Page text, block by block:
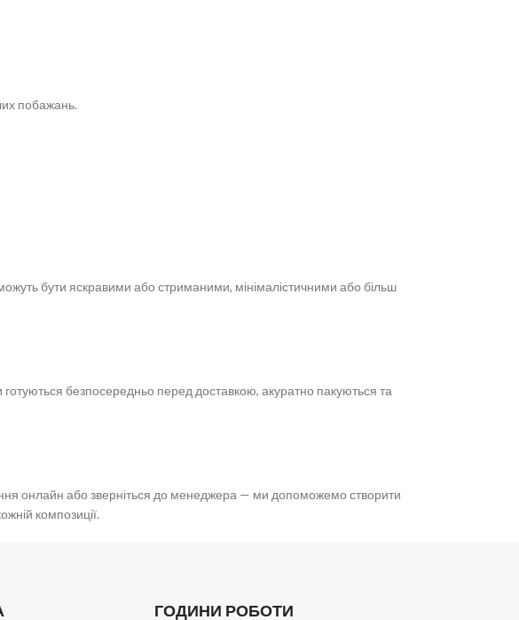
побажань.
бути яскравими або стриманими, мінімалістичними або більш
готуються безпосередньо перед доставкою, акуратно пакуються та
онлайн або зверніться до менеджера — ми допоможемо створити
композиції.
ГОДИНИ РОБОТИ